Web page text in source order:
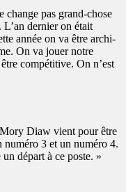
change pas grand-chose
dernier on était
année on va être archi-
On va jouer notre
compétitive. On n’est
Diaw vient pour être
3 et un numéro 4.
départ à ce poste. »